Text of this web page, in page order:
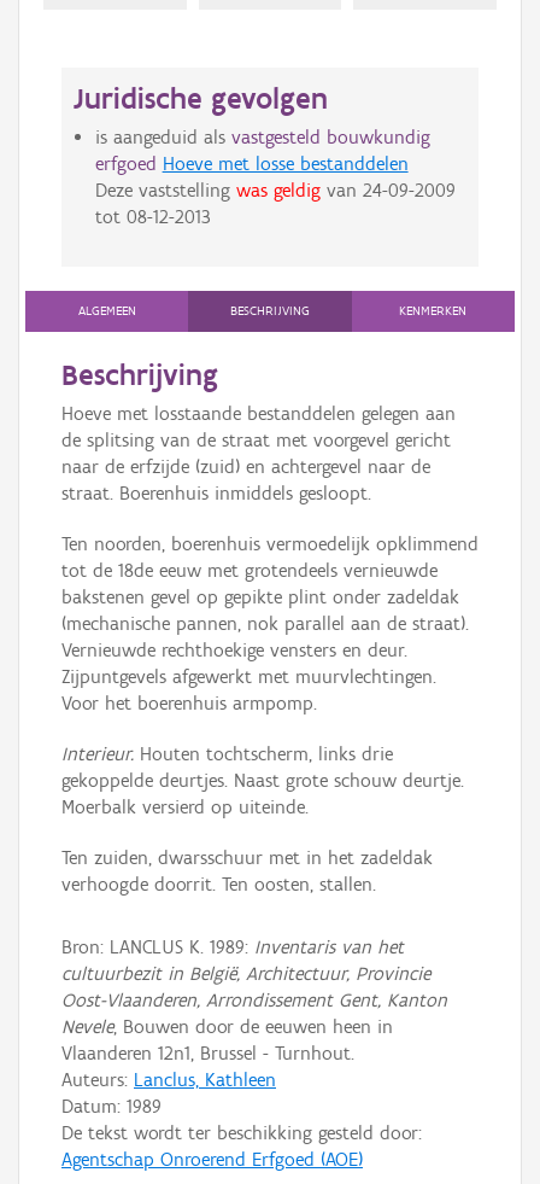
Juridische gevolgen
is aangeduid als vastgesteld bouwkundig
erfgoed Hoeve met losse bestanddelen
Deze vaststelling was geldigvan 24-09-2009
tot 08-12-2013
ALGEMEEN BESCHRIJVING KENMERKEN
Beschrijving
Hoeve met losstaande bestanddelen gelegen aan
de splitsing van de straat met voorgevel gericht
naar de erfzijde (zuid) en achtergevel naar de
straat. Boerenhuis inmiddels gesloopt.
Ten noorden, boerenhuis vermoedelijk opklimmend
tot de 18de eeuw met grotendeels vernieuwde
bakstenen gevel op gepikte plint onder zadeldak
(mechanische pannen, nok parallel aan de straat).
Vernieuwde rechthoekige vensters en deur.
Zijpuntgevels afgewerkt met muurvlechtingen.
Voor het boerenhuis armpomp.
Interieur. Houten tochtscherm, links drie
gekoppelde deurtjes. Naast grote schouw deurtje.
Moerbalk versierd op uiteinde.
Ten zuiden, dwarsschuur met in het zadeldak
verhoogde doorrit. Ten oosten, stallen.
Bron: LANCLUS K. 1989: Inventaris van het
cultuurbezit in België, Architectuur, Provincie
Oost-Vlaanderen, Arrondissement Gent, Kanton
Nevele, Bouwen door de eeuwen heen in
Vlaanderen 12n1, Brussel - Turnhout.
Auteurs: Lanclus, Kathleen
Datum: 1989
De tekst wordt ter beschikking gesteld door:
Agentschap Onroerend Erfgoed (AOE)